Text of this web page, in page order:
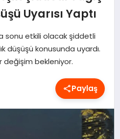
Uyarısı Yaptı
sonu etkili olacak şiddetli
düşüşü konusunda uyardı.
değişim bekleniyor.
Paylaş